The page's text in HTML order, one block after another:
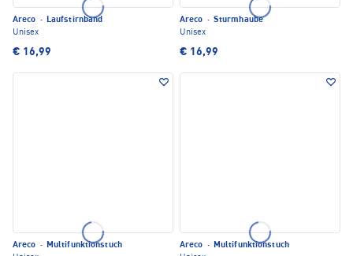
Areco · Laufstirnband
Unisex
€ 16,99
Areco · Sturmhaube
Unisex
€ 16,99
Areco · Multifunktionstuch
Areco · Multifunktionstuch